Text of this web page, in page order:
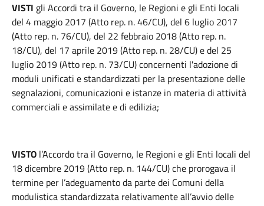
VISTI gli Accordi tra il Governo, le Regioni e gli Enti locali
del 4 maggio 2017 (Atto rep. n. 46/CU), del 6 luglio 2017
(Atto rep. n. 76/CU), del 22 febbraio 2018 (Atto rep. n.
18/CU), del 17 aprile 2019 (Atto rep. n. 28/CU) e del 25
luglio 2019 (Atto rep. n. 73/CU) concernenti l'adozione di
moduli unificati e standardizzati per la presentazione delle
segnalazioni, comunicazioni e istanze in materia di attività
commerciali e assimilate e di edilizia;
VISTO l’Accordo tra il Governo, le Regioni e gli Enti locali del
18 dicembre 2019 (Atto rep. n. 144/CU) che prorogava il
termine per l’adeguamento da parte dei Comuni della
modulistica standardizzata relativamente all’avvio delle